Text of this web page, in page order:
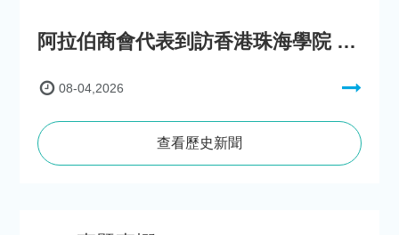
阿拉伯商會代表到訪香港珠海學院 參與「一帶一路」政策圓桌會議
08-04,2026
查看歷史新聞